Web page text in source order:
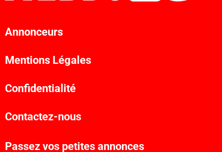
Annonceurs
Mentions Légales
Confidentialité
Contactez-nous
Passez vos petites annonces